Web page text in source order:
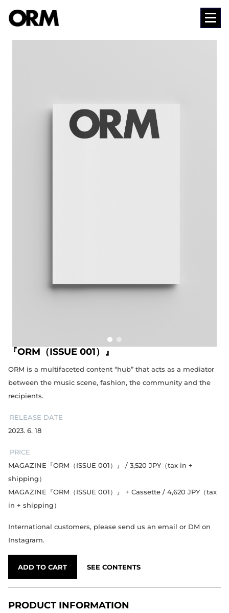
『ORM（ISSUE 001）』
ORM is a multifaceted content “hub” that acts as a mediator
between the music scene, fashion, the community and the
recipients.
RELEASE DATE
2023. 6. 18
PRICE
MAGAZINE『ORM（ISSUE 001）』 / 3,520 JPY（tax in +
shipping）
MAGAZINE『ORM（ISSUE 001）』 + Cassette / 4,620 JPY（tax
in + shipping）
International customers, please send us an email or DM on
Instagram.
ADD TO CART SEE CONTENTS
PRODUCT INFORMATION